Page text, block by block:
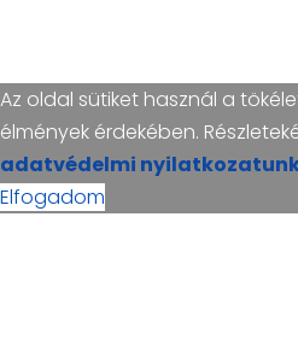
Az oldal sütiket használ a
élmények érdekében.
adatvédelmi
Elfogadom